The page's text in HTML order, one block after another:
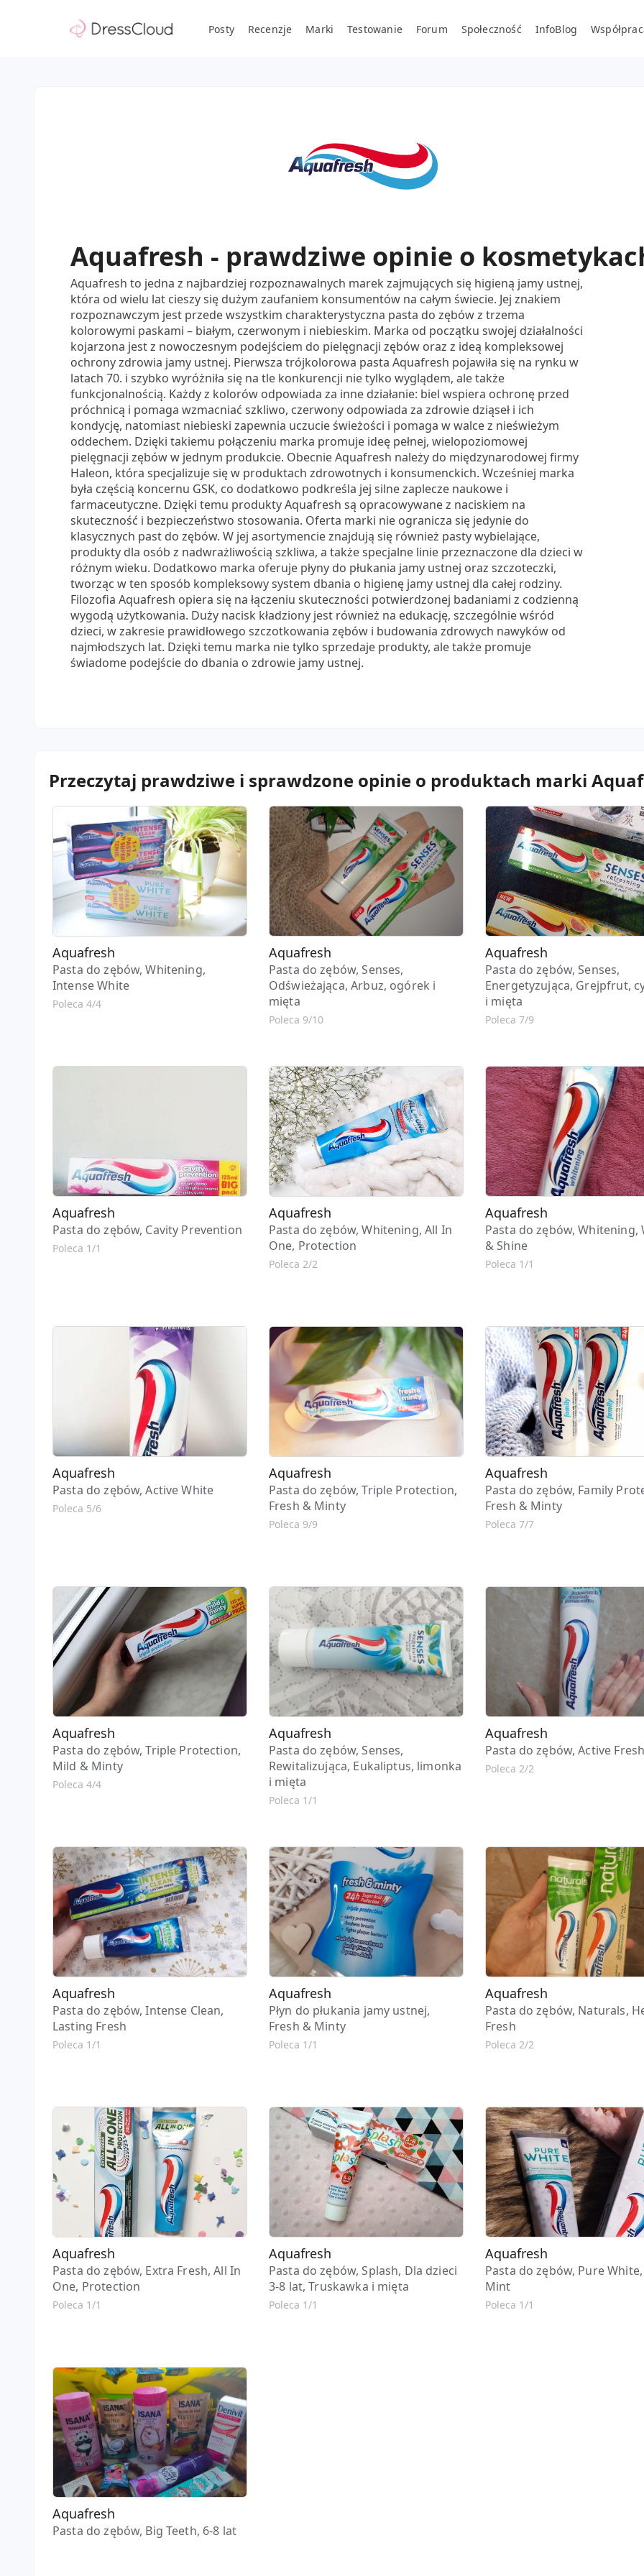
Posty Recenzje Marki Testowanie Forum Społeczność InfoBlog
Aquafresh - prawdziwe opinie o
Aquafresh to jedna z najbardziej rozpoznawalnych marek zajmujących się higieną jamy ustnej,
która od wielu lat cieszy się dużym zaufaniem konsumentów na całym świecie. Jej znakiem
rozpoznawczym jest przede wszystkim charakterystyczna pasta do zębów z trzema
kolorowymi paskami – białym, czerwonym i niebieskim. Marka od początku swojej działalności
kojarzona jest z nowoczesnym podejściem do pielęgnacji zębów oraz z ideą kompleksowej
ochrony zdrowia jamy ustnej. Pierwsza trójkolorowa pasta Aquafresh pojawiła się na rynku w
latach 70. i szybko wyróżniła się na tle konkurencji nie tylko wyglądem, ale także
funkcjonalnością. Każdy z kolorów odpowiada za inne działanie: biel wspiera ochronę przed
próchnicą i pomaga wzmacniać szkliwo, czerwony odpowiada za zdrowie dziąseł i ich
kondycję, natomiast niebieski zapewnia uczucie świeżości i pomaga w walce z nieświeżym
oddechem. Dzięki takiemu połączeniu marka promuje ideę pełnej, wielopoziomowej
pielęgnacji zębów w jednym produkcie. Obecnie Aquafresh należy do międzynarodowej firmy
Haleon, która specjalizuje się w produktach zdrowotnych i konsumenckich. Wcześniej marka
była częścią koncernu GSK, co dodatkowo podkreśla jej silne zaplecze naukowe i
farmaceutyczne. Dzięki temu produkty Aquafresh są opracowywane z naciskiem na
skuteczność i bezpieczeństwo stosowania. Oferta marki nie ogranicza się jedynie do
klasycznych past do zębów. W jej asortymencie znajdują się również pasty wybielające,
produkty dla osób z nadwrażliwością szkliwa, a także specjalne linie przeznaczone dla dzieci w
różnym wieku. Dodatkowo marka oferuje płyny do płukania jamy ustnej oraz szczoteczki,
tworząc w ten sposób kompleksowy system dbania o higienę jamy ustnej dla całej rodziny.
Filozofia Aquafresh opiera się na łączeniu skuteczności potwierdzonej badaniami z codzienną
wygodą użytkowania. Duży nacisk kładziony jest również na edukację, szczególnie wśród
dzieci, w zakresie prawidłowego szczotkowania zębów i budowania zdrowych nawyków od
najmłodszych lat. Dzięki temu marka nie tylko sprzedaje produkty, ale także promuje
świadome podejście do dbania o zdrowie jamy ustnej.
Przeczytaj prawdziwe i sprawdzone opinie o produktach marki
Aquafresh
Pasta do zębów, Whitening,
Intense White
Poleca 4/4
Aquafresh
Pasta do zębów, Senses,
Odświeżająca, Arbuz, ogórek i
mięta
Poleca 9/10
Aquafresh
Pasta do zębów, Senses,
Energetyzująca, Grejpfrut,
i mięta
Poleca 7/9
Aquafresh
Pasta do zębów, Cavity Prevention
Poleca 1/1
Aquafresh
Pasta do zębów, Whitening, All In
One, Protection
Poleca 2/2
Aquafresh
Pasta do zębów, Whitening,
& Shine
Poleca 1/1
Aquafresh
Pasta do zębów, Active White
Poleca 5/6
Aquafresh
Pasta do zębów, Triple Protection,
Fresh & Minty
Poleca 9/9
Aquafresh
Pasta do zębów, Family
Fresh & Minty
Poleca 7/7
Aquafresh
Pasta do zębów, Triple Protection,
Mild & Minty
Poleca 4/4
Aquafresh
Pasta do zębów, Senses,
Rewitalizująca, Eukaliptus, limonka
i mięta
Poleca 1/1
Aquafresh
Pasta do zębów, Active
Poleca 2/2
Aquafresh
Pasta do zębów, Intense Clean,
Lasting Fresh
Poleca 1/1
Aquafresh
Płyn do płukania jamy ustnej,
Fresh & Minty
Poleca 1/1
Aquafresh
Pasta do zębów, Naturals,
Fresh
Poleca 2/2
Aquafresh
Pasta do zębów, Extra Fresh, All In
One, Protection
Poleca 1/1
Aquafresh
Pasta do zębów, Splash, Dla dzieci
3-8 lat, Truskawka i mięta
Poleca 1/1
Aquafresh
Pasta do zębów, Pure
Mint
Poleca 1/1
Aquafresh
Pasta do zębów, Big Teeth, 6-8 lat